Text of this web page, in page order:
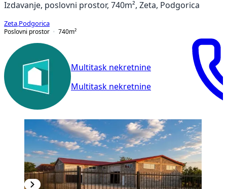
Izdavanje, poslovni prostor, 740m², Zeta, Podgorica
Zeta Podgorica
Poslovni prostor
740m²
Multitask nekretnine
Multitask nekretnine